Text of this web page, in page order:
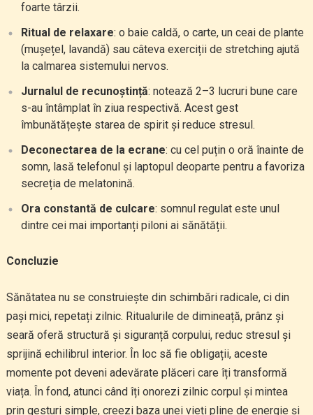
foarte târzii.
Ritual de relaxare: o baie caldă, o carte, un ceai de plante
(mușețel, lavandă) sau câteva exerciții de stretching ajută
la calmarea sistemului nervos.
Jurnalul de recunoștință: notează 2–3 lucruri bune care
s-au întâmplat în ziua respectivă. Acest gest
îmbunătățește starea de spirit și reduce stresul.
Deconectarea de la ecrane: cu cel puțin o oră înainte de
somn, lasă telefonul și laptopul deoparte pentru a favoriza
secreția de melatonină.
Ora constantă de culcare: somnul regulat este unul
dintre cei mai importanți piloni ai sănătății.
Concluzie
Sănătatea nu se construiește din schimbări radicale, ci din
pași mici, repetați zilnic. Ritualurile de dimineață, prânz și
seară oferă structură și siguranță corpului, reduc stresul și
sprijină echilibrul interior. În loc să fie obligații, aceste
momente pot deveni adevărate plăceri care îți transformă
viața. În fond, atunci când îți onorezi zilnic corpul și mintea
prin gesturi simple, creezi baza unei vieți pline de energie și